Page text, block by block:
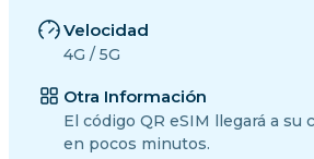
Velocidad
4G / 5G
Otra Información
El código QR eSIM llegará a su
en pocos minutos.